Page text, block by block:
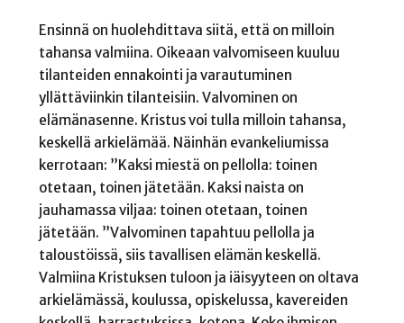
Ensinnä on huolehdittava siitä, että on milloin
tahansa valmiina. Oikeaan valvomiseen kuuluu
tilanteiden ennakointi ja varautuminen
yllättäviinkin tilanteisiin. Valvominen on
elämänasenne. Kristus voi tulla milloin tahansa,
keskellä arkielämää. Näinhän evankeliumissa
kerrotaan: ”Kaksi miestä on pellolla: toinen
otetaan, toinen jätetään. Kaksi naista on
jauhamassa viljaa: toinen otetaan, toinen
jätetään. ”Valvominen tapahtuu pellolla ja
taloustöissä, siis tavallisen elämän keskellä.
Valmiina Kristuksen tuloon ja iäisyyteen on oltava
arkielämässä, koulussa, opiskelussa, kavereiden